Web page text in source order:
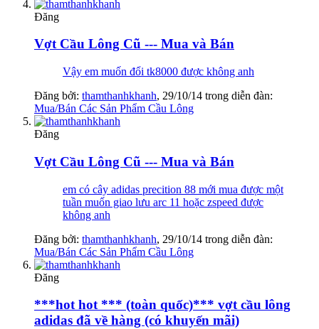
Đăng
Vợt Cầu Lông Cũ --- Mua và Bán
Vậy em muốn đổi tk8000 được không anh
Đăng bởi: thamthanhkhanh, 29/10/14 trong diễn đàn:
Mua/Bán Các Sản Phẩm Cầu Lông
Đăng
Vợt Cầu Lông Cũ --- Mua và Bán
em có cây adidas precition 88 mới mua được một
tuần muốn giao lưu arc 11 hoặc zspeed được
không anh
Đăng bởi: thamthanhkhanh, 29/10/14 trong diễn đàn:
Mua/Bán Các Sản Phẩm Cầu Lông
Đăng
***hot hot *** (toàn quốc)*** vợt cầu lông
adidas đã về hàng (có khuyến mãi)